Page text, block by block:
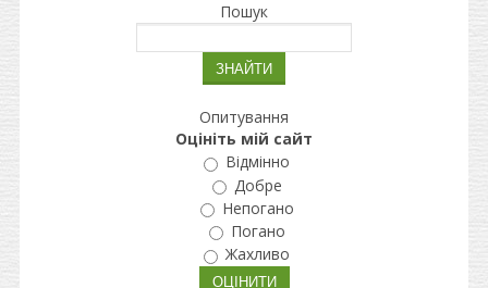
Пошук
Опитування
Оцініть мій сайт
Відмінно
Добре
Непогано
Погано
Жахливо